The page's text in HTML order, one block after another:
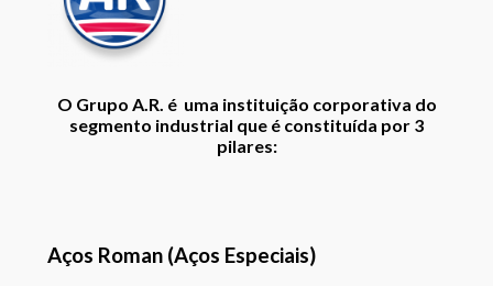
O Grupo A.R. é uma instituição corporativa do
segmento industrial que é constituída por 3
pilares:
Aços Roman (Aços Especiais)